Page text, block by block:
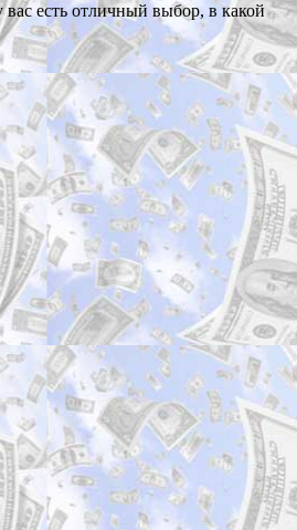
есть отличный выбор, в какой